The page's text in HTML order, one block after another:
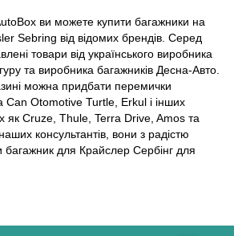
ви можете купити багажники на
Sebring від відомих брендів. Серед
товари від українського виробника
та виробника багажників Десна-Авто.
можна придбати перемички
Can Otomotive Turtle, Erkul і інших
як Cruze, Thule, Terra Drive, Amos та
консультантів, вони з радістю
багажник для Крайслер Сербінг для